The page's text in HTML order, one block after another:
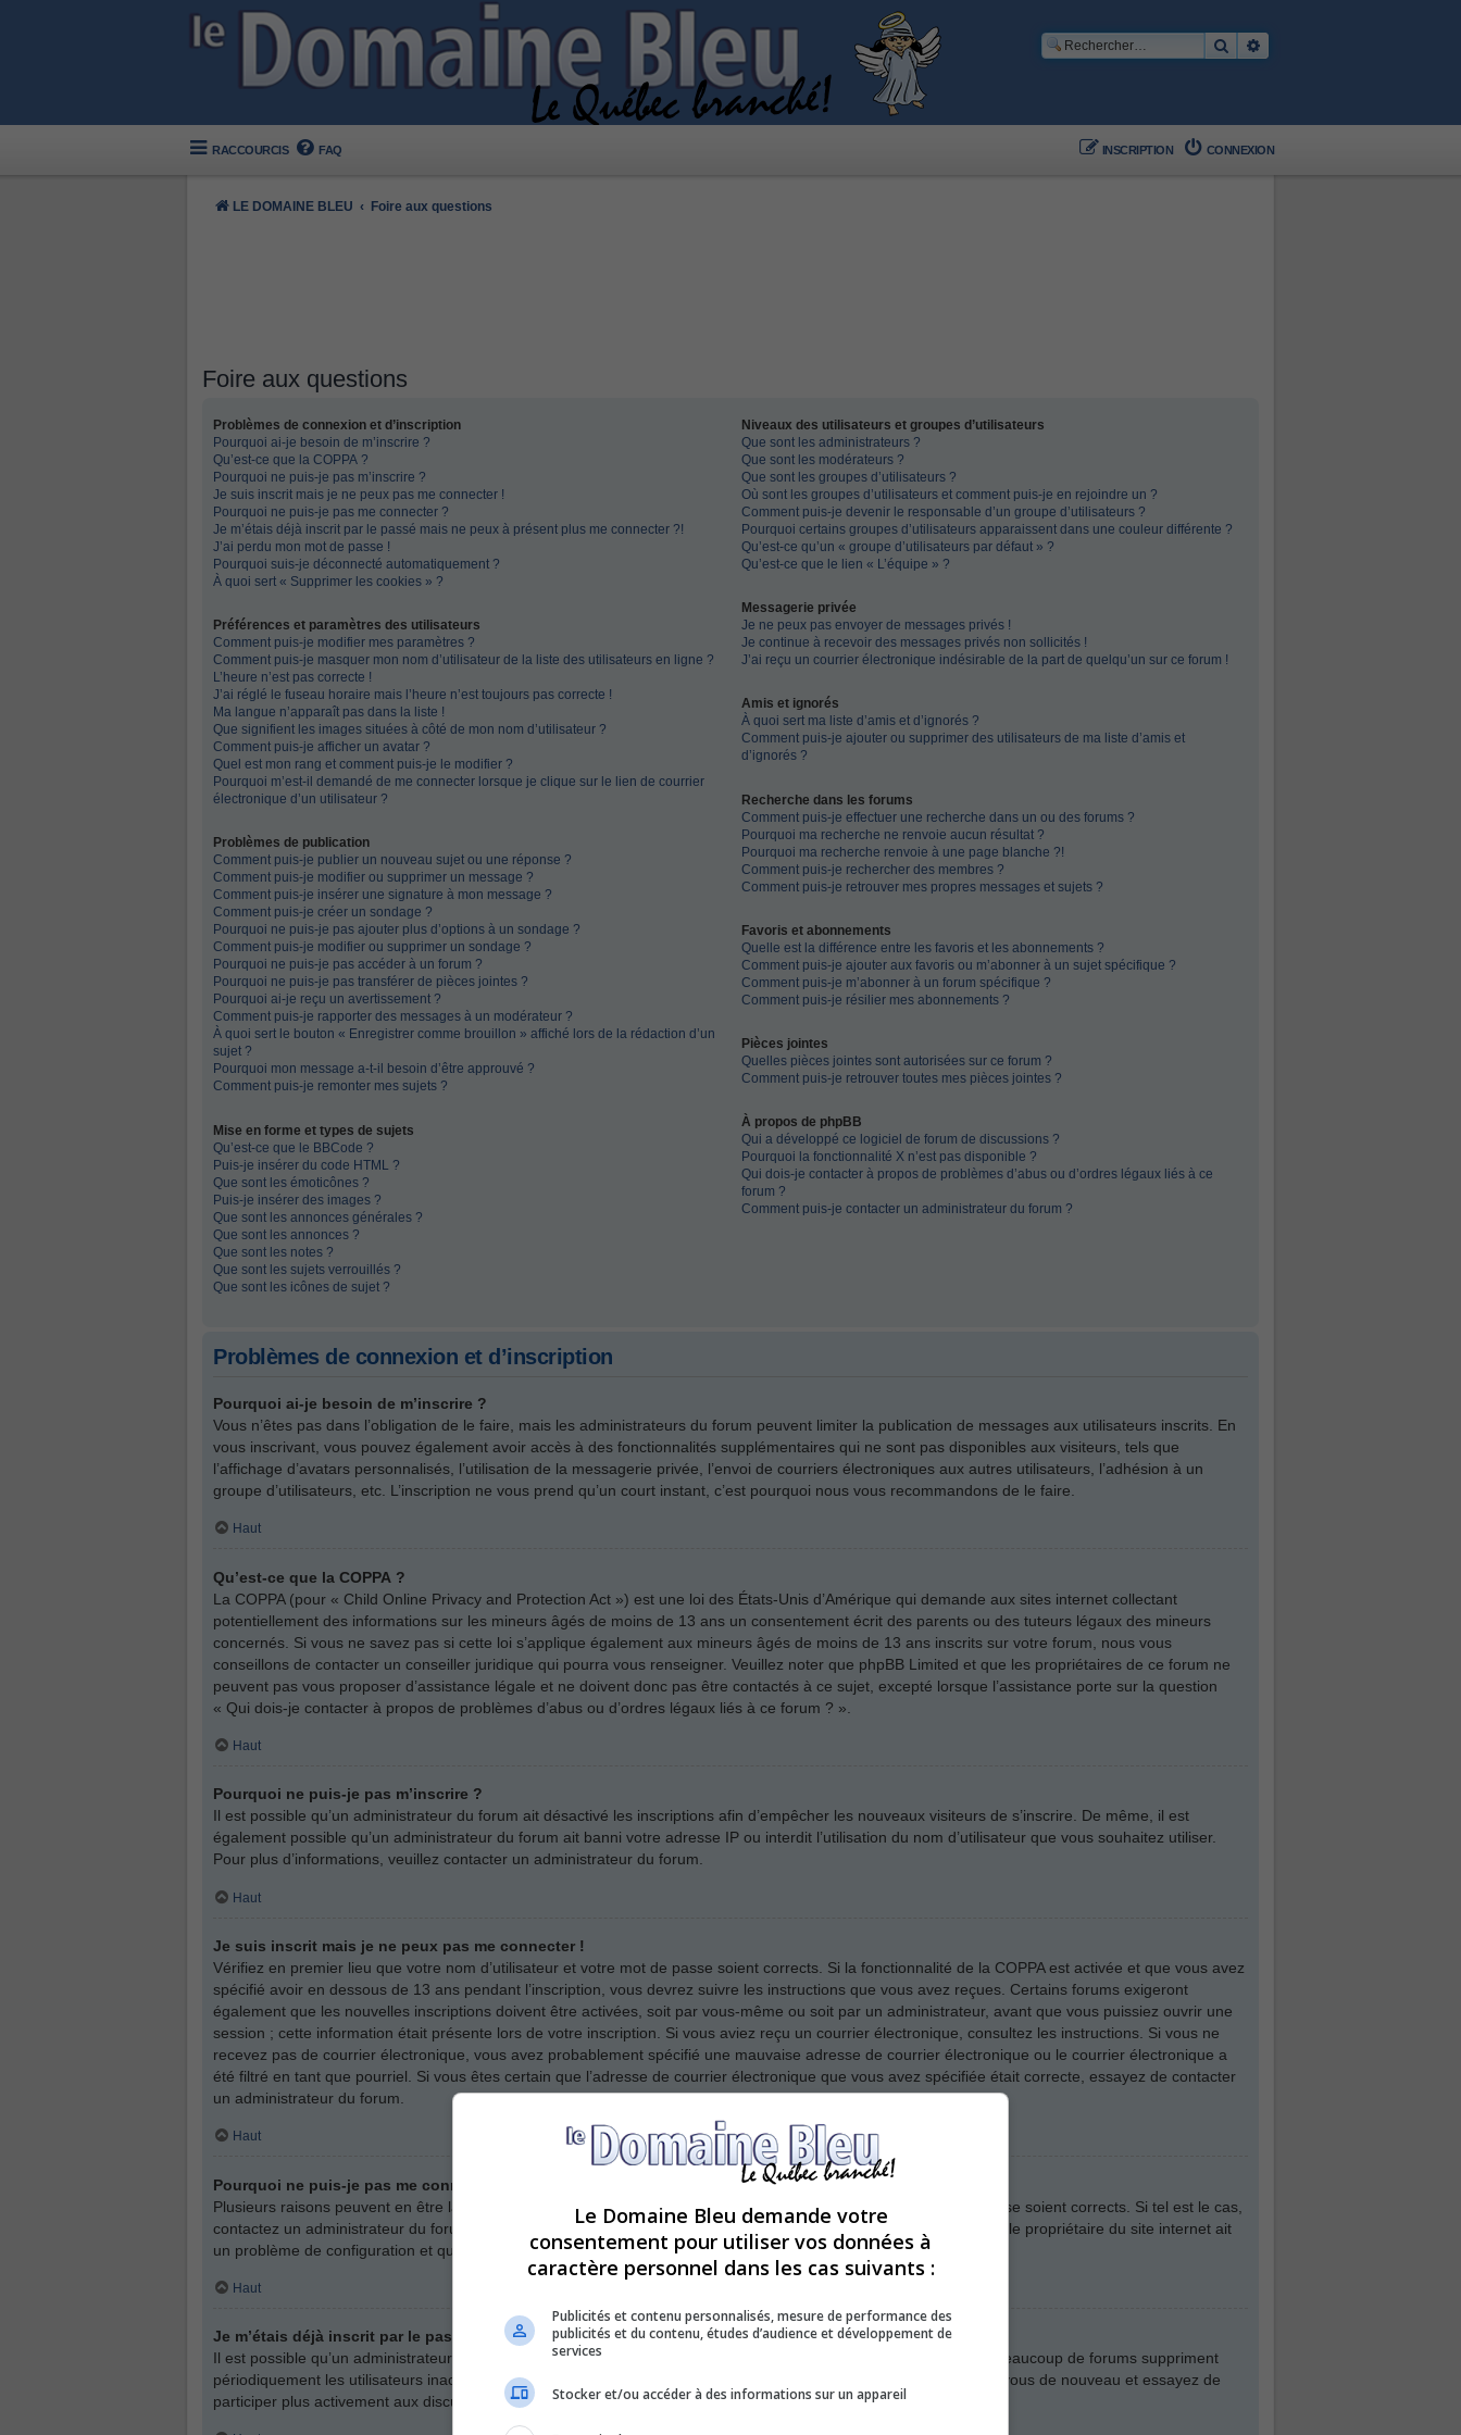
Rechercher
RACCOURCIS FAQ CONNEXION
INSCRIPTION
LE DOMAINE BLEU Foire aux questions
Foire aux questions
Problèmes de connexion et d’inscription
Pourquoi ai-je besoin de m’inscrire ?
Qu’est-ce que la COPPA ?
Pourquoi ne puis-je pas m’inscrire ?
Je suis inscrit mais je ne peux pas me connecter !
Pourquoi ne puis-je pas me connecter ?
Je m’étais déjà inscrit par le passé mais ne peux à présent plus me connecter ?!
J’ai perdu mon mot de passe !
Pourquoi suis-je déconnecté automatiquement ?
À quoi sert « Supprimer les cookies » ?
Préférences et paramètres des utilisateurs
Comment puis-je modifier mes paramètres ?
Comment puis-je masquer mon nom d’utilisateur de la liste des utilisateurs en ligne ?
L’heure n’est pas correcte !
J’ai réglé le fuseau horaire mais l’heure n’est toujours pas correcte !
Ma langue n’apparaît pas dans la liste !
Que signifient les images situées à côté de mon nom d’utilisateur ?
Comment puis-je afficher un avatar ?
Quel est mon rang et comment puis-je le modifier ?
Pourquoi m’est-il demandé de me connecter lorsque je clique sur le lien de courrier
électronique d’un utilisateur ?
Problèmes de publication
Comment puis-je publier un nouveau sujet ou une réponse ?
Comment puis-je modifier ou supprimer un message ?
Comment puis-je insérer une signature à mon message ?
Comment puis-je créer un sondage ?
Pourquoi ne puis-je pas ajouter plus d’options à un sondage ?
Comment puis-je modifier ou supprimer un sondage ?
Pourquoi ne puis-je pas accéder à un forum ?
Pourquoi ne puis-je pas transférer de pièces jointes ?
Pourquoi ai-je reçu un avertissement ?
Comment puis-je rapporter des messages à un modérateur ?
À quoi sert le bouton « Enregistrer comme brouillon » affiché lors de la rédaction d’un
sujet ?
Pourquoi mon message a-t-il besoin d’être approuvé ?
Comment puis-je remonter mes sujets ?
Mise en forme et types de sujets
Qu’est-ce que le BBCode ?
Puis-je insérer du code HTML ?
Que sont les émoticônes ?
Puis-je insérer des images ?
Que sont les annonces générales ?
Que sont les annonces ?
Que sont les notes ?
Que sont les sujets verrouillés ?
Que sont les icônes de sujet ?
Niveaux des utilisateurs et groupes d’utilisateurs
Que sont les administrateurs ?
Que sont les modérateurs ?
Que sont les groupes d’utilisateurs ?
Où sont les groupes d’utilisateurs et comment puis-je en rejoindre un ?
Comment puis-je devenir le responsable d’un groupe d’utilisateurs ?
Pourquoi certains groupes d’utilisateurs apparaissent dans une couleur différente ?
Qu’est-ce qu’un « groupe d’utilisateurs par défaut » ?
Qu’est-ce que le lien « L’équipe » ?
Messagerie privée
Je ne peux pas envoyer de messages privés !
Je continue à recevoir des messages privés non sollicités !
J’ai reçu un courrier électronique indésirable de la part de quelqu’un sur ce forum !
Amis et ignorés
À quoi sert ma liste d’amis et d’ignorés ?
Comment puis-je ajouter ou supprimer des utilisateurs de ma liste d’amis et
d’ignorés ?
Recherche dans les forums
Comment puis-je effectuer une recherche dans un ou des forums ?
Pourquoi ma recherche ne renvoie aucun résultat ?
Pourquoi ma recherche renvoie à une page blanche ?!
Comment puis-je rechercher des membres ?
Comment puis-je retrouver mes propres messages et sujets ?
Favoris et abonnements
Quelle est la différence entre les favoris et les abonnements ?
Comment puis-je ajouter aux favoris ou m’abonner à un sujet spécifique ?
Comment puis-je m’abonner à un forum spécifique ?
Comment puis-je résilier mes abonnements ?
Pièces jointes
Quelles pièces jointes sont autorisées sur ce forum ?
Comment puis-je retrouver toutes mes pièces jointes ?
À propos de phpBB
Qui a développé ce logiciel de forum de discussions ?
Pourquoi la fonctionnalité X n’est pas disponible ?
Qui dois-je contacter à propos de problèmes d’abus ou d’ordres légaux liés à ce
forum ?
Comment puis-je contacter un administrateur du forum ?
Problèmes de connexion et d’inscription
Pourquoi ai-je besoin de m’inscrire ?
Vous n’êtes pas dans l’obligation de le faire, mais les administrateurs du forum peuvent limiter la publication de messages aux utilisateurs inscrits. En
vous inscrivant, vous pouvez également avoir accès à des fonctionnalités supplémentaires qui ne sont pas disponibles aux visiteurs, tels que
l’affichage d’avatars personnalisés, l’utilisation de la messagerie privée, l’envoi de courriers électroniques aux autres utilisateurs, l’adhésion à un
groupe d’utilisateurs, etc. L’inscription ne vous prend qu’un court instant, c’est pourquoi nous vous recommandons de le faire.
Haut
Qu’est-ce que la COPPA ?
La COPPA (pour « Child Online Privacy and Protection Act ») est une loi des États-Unis d’Amérique qui demande aux sites internet collectant
potentiellement des informations sur les mineurs âgés de moins de 13 ans un consentement écrit des parents ou des tuteurs légaux des mineurs
concernés. Si vous ne savez pas si cette loi s’applique également aux mineurs âgés de moins de 13 ans inscrits sur votre forum, nous vous
conseillons de contacter un conseiller juridique qui pourra vous renseigner. Veuillez noter que phpBB Limited et que les propriétaires de ce forum ne
peuvent pas vous proposer d’assistance légale et ne doivent donc pas être contactés à ce sujet, excepté lorsque l’assistance porte sur la question
« Qui dois-je contacter à propos de problèmes d’abus ou d’ordres légaux liés à ce forum ? ».
Haut
Pourquoi ne puis-je pas m’inscrire ?
Il est possible qu’un administrateur du forum ait désactivé les inscriptions afin d’empêcher les nouveaux visiteurs de s’inscrire. De même, il est
également possible qu’un administrateur du forum ait banni votre adresse IP ou interdit l’utilisation du nom d’utilisateur que vous souhaitez utiliser.
Pour plus d’informations, veuillez contacter un administrateur du forum.
Haut
Je suis inscrit mais je ne peux pas me connecter !
Vérifiez en premier lieu que votre nom d’utilisateur et votre mot de passe soient corrects. Si la fonctionnalité de la COPPA est activée et que vous avez
spécifié avoir en dessous de 13 ans pendant l’inscription, vous devrez suivre les instructions que vous avez reçues. Certains forums exigeront
également que les nouvelles inscriptions doivent être activées, soit par vous-même ou soit par un administrateur, avant que vous puissiez ouvrir une
session ; cette information était présente lors de votre inscription. Si vous aviez reçu un courrier électronique, consultez les instructions. Si vous ne
recevez pas de courrier électronique, vous avez probablement spécifié une mauvaise adresse de courrier électronique ou le courrier électronique a
été filtré en tant que pourriel. Si vous êtes certain que l’adresse de courrier électronique que vous avez spécifiée était correcte, essayez de contacter
un administrateur du forum.
Haut
Pourquoi ne puis-je pas me connecter ?
Plusieurs raisons peuvent en être la cause. Assurez-vous avant tout que votre nom d’utilisateur et votre mot de passe soient corrects. Si tel est le cas,
contactez un administrateur du forum afin de vous assurer de ne pas avoir été banni. Il est également possible que le propriétaire du site internet ait
un problème de configuration et qu’il soit nécessaire de la corriger.
Haut
Je m’étais déjà inscrit par le passé mais ne peux à présent plus me connecter ?!
Il est possible qu’un administrateur ait désactivé ou supprimé votre compte pour une quelconque raison. De plus, beaucoup de forums suppriment
périodiquement les utilisateurs inactifs afin de réduire la taille de leur base de données. Si tel était le cas, inscrivez-vous de nouveau et essayez de
participer plus activement aux discussions du forum.
Le Domaine Bleu demande votre
consentement pour utiliser vos données à
caractère personnel dans les cas suivants :
Publicités et contenu personnalisés, mesure de performance des
publicités et du contenu, études d’audience et développement de
services
Stocker et/ou accéder à des informations sur un appareil